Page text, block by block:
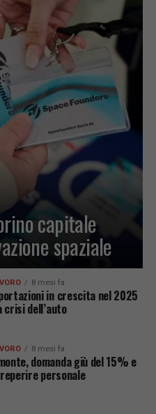
capitale
spaziale
8 mesi fa
in crescita nel 2025
dell’auto
8 mesi fa
domanda giù del 15% e
personale